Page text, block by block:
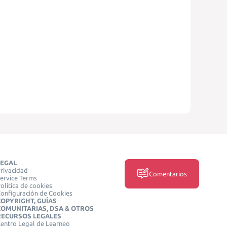
Terms
de cookies
de Cookies
GUÍAS
DSA & OTROS
LEGALES
Legal de Learneo
Comentarios